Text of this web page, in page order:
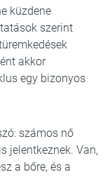
küzdene
szerint
akkor
egy bizonyos
számos nő
jelentkeznek. Van,
a bőre, és a